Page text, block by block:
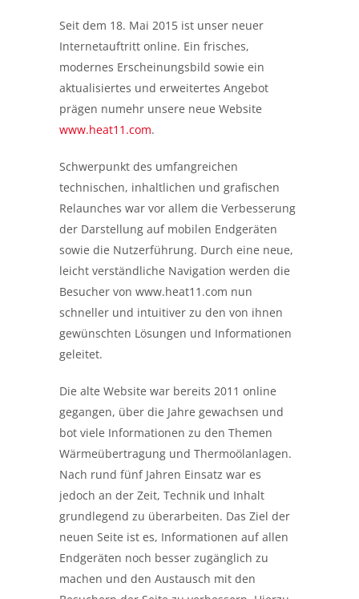
Seit dem 18. Mai 2015 ist unser neuer
Internetauftritt online. Ein frisches,
modernes Erscheinungsbild sowie ein
aktualisiertes und erweitertes Angebot
prägen numehr unsere neue Website
www.heat11.com.
Schwerpunkt des umfangreichen
technischen, inhaltlichen und grafischen
Relaunches war vor allem die Verbesserung
der Darstellung auf mobilen Endgeräten
sowie die Nutzerführung. Durch eine neue,
leicht verständliche Navigation werden die
Besucher von www.heat11.com nun
schneller und intuitiver zu den von ihnen
gewünschten Lösungen und Informationen
geleitet.
Die alte Website war bereits 2011 online
gegangen, über die Jahre gewachsen und
bot viele Informationen zu den Themen
Wärmeübertragung und Thermoölanlagen.
Nach rund fünf Jahren Einsatz war es
jedoch an der Zeit, Technik und Inhalt
grundlegend zu überarbeiten. Das Ziel der
neuen Seite ist es, Informationen auf allen
Endgeräten noch besser zugänglich zu
machen und den Austausch mit den